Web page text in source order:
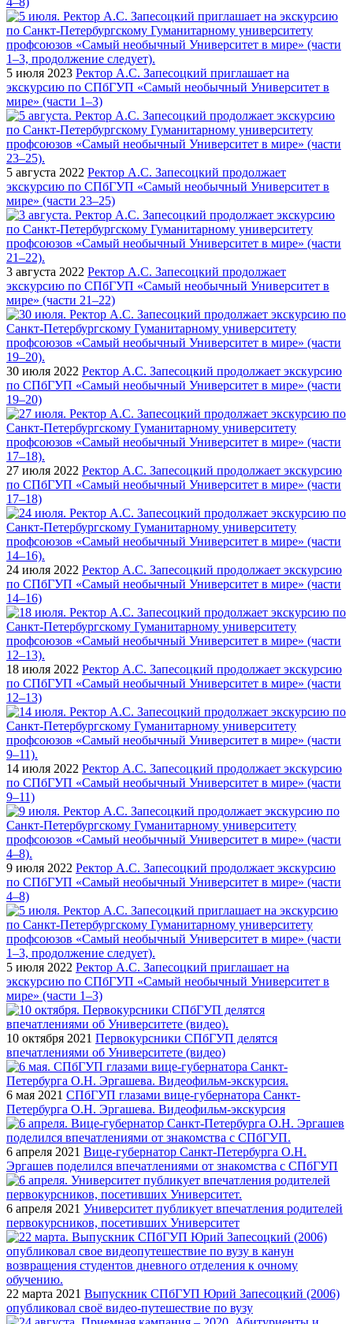
5 июля 2023 Ректор А.С. Запесоцкий приглашает на
экскурсию по СПбГУП «Самый необычный Университет в
мире» (части 1–3)
5 августа 2022 Ректор А.С. Запесоцкий продолжает
экскурсию по СПбГУП «Самый необычный Университет в
мире» (части 23–25)
3 августа 2022 Ректор А.С. Запесоцкий продолжает
экскурсию по СПбГУП «Самый необычный Университет в
мире» (части 21–22)
30 июля 2022 Ректор А.С. Запесоцкий продолжает экскурсию
по СПбГУП «Самый необычный Университет в мире» (части
19–20)
27 июля 2022 Ректор А.С. Запесоцкий продолжает экскурсию
по СПбГУП «Самый необычный Университет в мире» (части
17–18)
24 июля 2022 Ректор А.С. Запесоцкий продолжает экскурсию
по СПбГУП «Самый необычный Университет в мире» (части
14–16)
18 июля 2022 Ректор А.С. Запесоцкий продолжает экскурсию
по СПбГУП «Самый необычный Университет в мире» (части
12–13)
14 июля 2022 Ректор А.С. Запесоцкий продолжает экскурсию
по СПбГУП «Самый необычный Университет в мире» (части
9–11)
9 июля 2022 Ректор А.С. Запесоцкий продолжает экскурсию
по СПбГУП «Самый необычный Университет в мире» (части
4–8)
5 июля 2022 Ректор А.С. Запесоцкий приглашает на
экскурсию по СПбГУП «Самый необычный Университет в
мире» (части 1–3)
10 октября 2021 Первокурсники СПбГУП делятся
впечатлениями об Университете (видео)
6 мая 2021 СПбГУП глазами вице-губернатора Санкт-
Петербурга О.Н. Эргашева. Видеофильм-экскурсия
6 апреля 2021 Вице-губернатор Санкт-Петербурга О.Н.
Эргашев поделился впечатлениями от знакомства с СПбГУП
6 апреля 2021 Университет публикует впечатления родителей
первокурсников, посетивших Университет
22 марта 2021 Выпускник СПбГУП Юрий Запесоцкий (2006)
опубликовал своё видео-путешествие по вузу